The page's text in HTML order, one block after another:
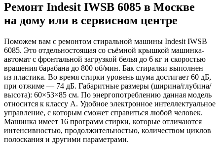
Ремонт Indesit IWSB 6085 в Москве
на дому или в сервисном центре
Поможем вам с ремонтом стиральной машины Indesit IWSB
6085. Это отдельностоящая со съёмной крышкой машинка-
автомат с фронтальной загрузкой белья до 6 кг и скоростью
вращения барабана до 800 об/мин. Бак стиралки выполнен
из пластика. Во время стирки уровень шума достигает 60 дБ,
при отжиме — 74 дБ. Габаритные размеры (ширина/глубина/
высота): 60×53×85 см. По энергопотреблению данная модель
относится к классу A. Удобное электронное интеллектуальное
управление, с которым сможет справиться любой человек.
Машинка имеет 16 программ стирки, которые отличаются
интенсивностью, продолжительностью, количеством циклов
полоскания и другими параметрами.